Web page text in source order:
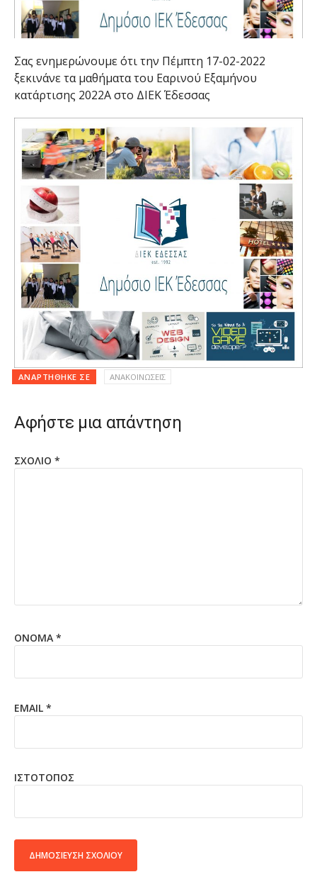
Σας ενημερώνουμε ότι την Πέμπτη 17-02-2022
ξεκινάνε τα μαθήματα του Εαρινού Εξαμήνου
κατάρτισης 2022Α στο ΔΙΕΚ Έδεσσας
ΑΝΑΡΤΉΘΗΚΕ ΣΕ ΑΝΑΚΟΙΝΩΣΕΙΣ
Αφήστε μια απάντηση
ΣΧΌΛΙΟ *
ΌΝΟΜΑ *
EMAIL *
ΙΣΤΌΤΟΠΟΣ